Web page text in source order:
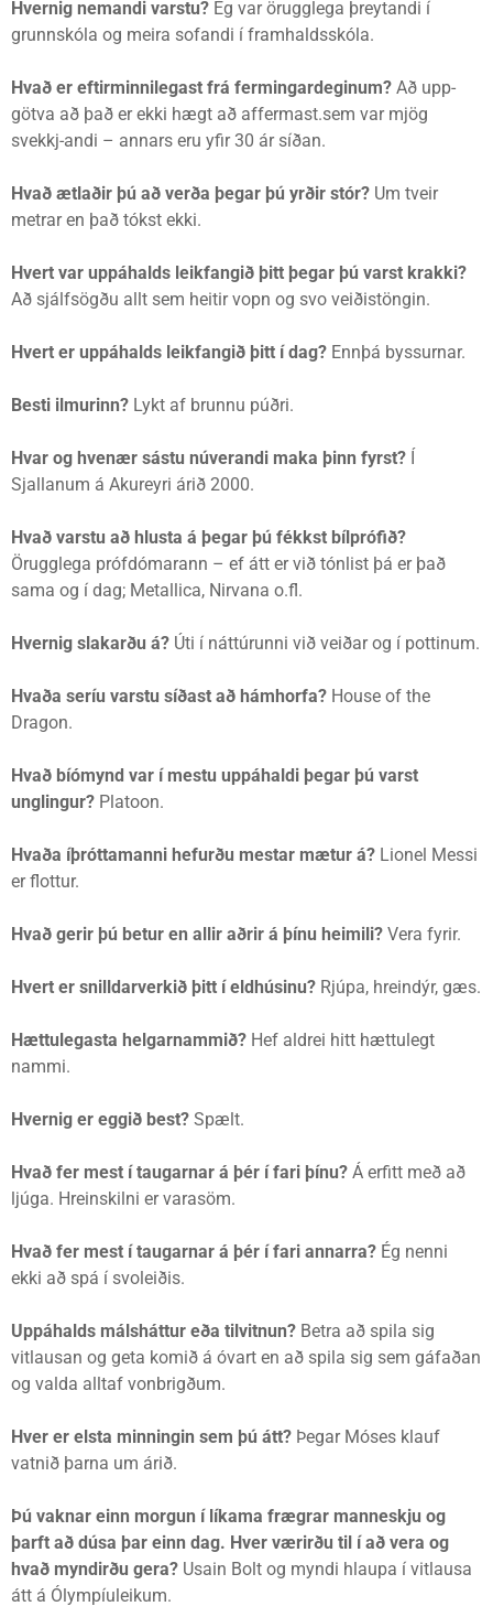
Hvernig nemandi varstu? Ég var örugglega þreytandi í
grunnskóla og meira sofandi í framhaldsskóla.
Hvað er eftirminnilegast frá fermingardeginum? Að upp-
götva að það er ekki hægt að affermast.sem var mjög
svekkj-andi – annars eru yfir 30 ár síðan.
Hvað ætlaðir þú að verða þegar þú yrðir stór? Um tveir
metrar en það tókst ekki.
Hvert var uppáhalds leikfangið þitt þegar þú varst krakki?
Að sjálfsögðu allt sem heitir vopn og svo veiðistöngin.
Hvert er uppáhalds leikfangið þitt í dag? Ennþá byssurnar.
Besti ilmurinn? Lykt af brunnu púðri.
Hvar og hvenær sástu núverandi maka þinn fyrst? Í
Sjallanum á Akureyri árið 2000.
Hvað varstu að hlusta á þegar þú fékkst bílprófið?
Örugglega prófdómarann – ef átt er við tónlist þá er það
sama og í dag; Metallica, Nirvana o.fl.
Hvernig slakarðu á? Úti í náttúrunni við veiðar og í pottinum.
Hvaða seríu varstu síðast að hámhorfa? House of the
Dragon.
Hvað bíómynd var í mestu uppáhaldi þegar þú varst
unglingur? Platoon.
Hvaða íþróttamanni hefurðu mestar mætur á? Lionel Messi
er flottur.
Hvað gerir þú betur en allir aðrir á þínu heimili? Vera fyrir.
Hvert er snilldarverkið þitt í eldhúsinu? Rjúpa, hreindýr, gæs.
Hættulegasta helgarnammið? Hef aldrei hitt hættulegt
nammi.
Hvernig er eggið best? Spælt.
Hvað fer mest í taugarnar á þér í fari þínu? Á erfitt með að
ljúga. Hreinskilni er varasöm.
Hvað fer mest í taugarnar á þér í fari annarra? Ég nenni
ekki að spá í svoleiðis.
Uppáhalds málsháttur eða tilvitnun? Betra að spila sig
vitlausan og geta komið á óvart en að spila sig sem gáfaðan
og valda alltaf vonbrigðum.
Hver er elsta minningin sem þú átt? Þegar Móses klauf
vatnið þarna um árið.
Þú vaknar einn morgun í líkama frægrar manneskju og
þarft að dúsa þar einn dag. Hver værirðu til í að vera og
hvað myndirðu gera? Usain Bolt og myndi hlaupa í vitlausa
átt á Ólympíuleikum.